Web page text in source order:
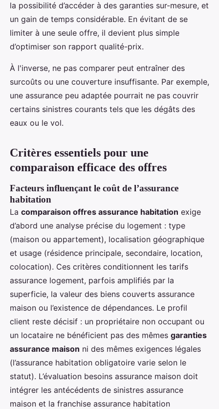
la possibilité d’accéder à des garanties sur-mesure, et
un gain de temps considérable. En évitant de se
limiter à une seule offre, il devient plus simple
d’optimiser son rapport qualité-prix.
À l'inverse, ne pas comparer peut entraîner des
surcoûts ou une couverture insuffisante. Par exemple,
une assurance peu adaptée pourrait ne pas couvrir
certains sinistres courants tels que les dégâts des
eaux ou le vol.
Critères essentiels pour une
comparaison efficace des offres
Facteurs influençant le coût de l’assurance
habitation
La comparaison offres assurance habitation exige
d’abord une analyse précise du logement : type
(maison ou appartement), localisation géographique
et usage (résidence principale, secondaire, location,
colocation). Ces critères conditionnent les tarifs
assurance logement, parfois amplifiés par la
superficie, la valeur des biens couverts assurance
maison ou l’existence de dépendances. Le profil
client reste décisif : un propriétaire non occupant ou
un locataire ne bénéficient pas des mêmes garanties
assurance maison ni des mêmes exigences légales
(l’assurance habitation obligatoire varie selon le
statut). L’évaluation besoins assurance maison doit
intégrer les antécédents de sinistres assurance
maison et la franchise assurance habitation